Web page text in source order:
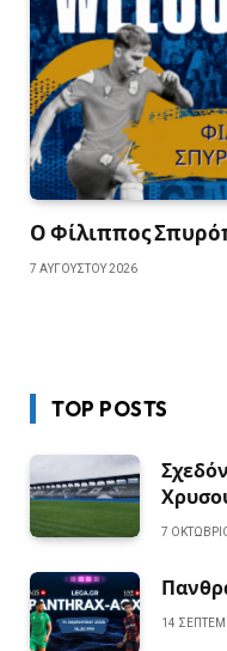
Ο Φίλιππος
7 ΑΥΓΟΎΣΤΟΥ 2026
TOP POSTS
7
14